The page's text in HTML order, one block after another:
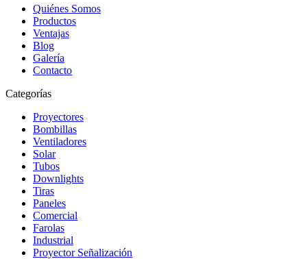
Quiénes Somos
Productos
Ventajas
Blog
Galería
Contacto
Categorías
Proyectores
Bombillas
Ventiladores
Solar
Tubos
Downlights
Tiras
Paneles
Comercial
Farolas
Industrial
Proyector Señalización